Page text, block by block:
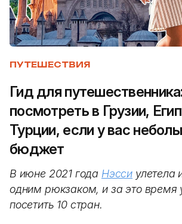
ПУТЕШЕСТВИЯ
Гид для
посмотреть в Грузии,
Турции, если у вас
бюджет
В июне 2021 года Нэсси улетела
одним рюкзаком, и за это время
посетить 10 стран.